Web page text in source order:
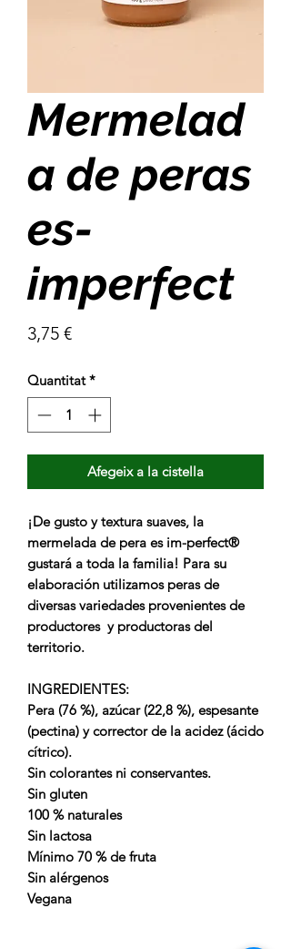
Mermelad
a de peras
es-
imperfect
3,75 €Price
Quantitat *
Afegeix a la cistella
¡De gusto y textura suaves, la
mermelada de pera es im-perfect®
gustará a toda la familia! Para su
elaboración utilizamos peras de
diversas variedades provenientes de
productores y productoras del
territorio.
INGREDIENTES:
Pera (76 %), azúcar (22,8 %), espesante
(pectina) y corrector de la acidez (ácido
cítrico).
Sin colorantes ni conservantes.
Sin gluten
100 % naturales
Sin lactosa
Mínimo 70 % de fruta
Sin alérgenos
Vegana